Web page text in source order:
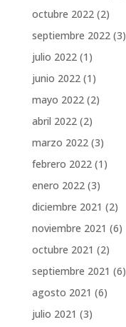
octubre 2022(2)
septiembre 2022(3)
julio 2022(1)
junio 2022(1)
mayo 2022(2)
abril 2022(2)
marzo 2022(3)
febrero 2022(1)
enero 2022(3)
diciembre 2021 (2)
noviembre 2021 (6)
octubre 2021 (2)
septiembre 2021 (6)
agosto 2021 (6)
julio 2021 (3)